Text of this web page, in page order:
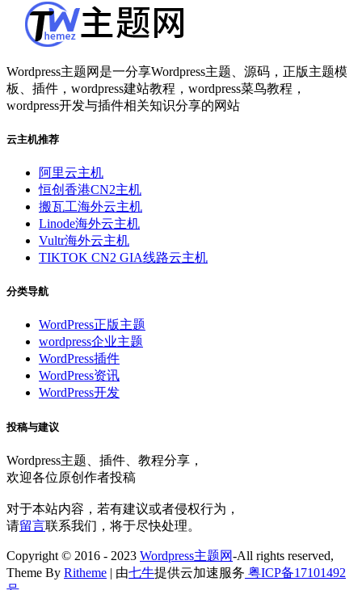
Wordpress主题网是一分享Wordpress主题、源码，正版主题模
板、插件，wordpress建站教程，wordpress菜鸟教程，
wordpress开发与插件相关知识分享的网站
云主机推荐
阿里云主机
恒创香港CN2主机
搬瓦工海外云主机
Linode海外云主机
Vultr海外云主机
TIKTOK CN2 GIA线路云主机
分类导航
WordPress正版主题
wordpress企业主题
WordPress插件
WordPress资讯
WordPress开发
投稿与建议
Wordpress主题、插件、教程分享，
欢迎各位原创作者投稿
对于本站内容，若有建议或者侵权行为，
请留言联系我们，将于尽快处理。
Copyright © 2016 - 2023 Wordpress主题网-All rights reserved,
Theme By Ritheme | 由七牛提供云加速服务 粤ICP备17101492